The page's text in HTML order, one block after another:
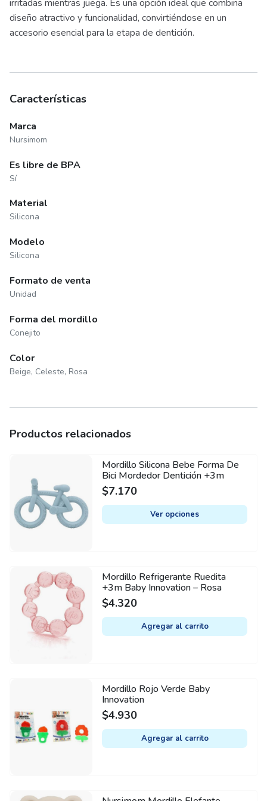
irritadas mientras juega. Es una opción ideal que combina
diseño atractivo y funcionalidad, convirtiéndose en un
accesorio esencial para la etapa de dentición.
Características
Marca
Nursimom
Es libre de BPA
Sí
Material
Silicona
Modelo
Silicona
Formato de venta
Unidad
Forma del mordillo
Conejito
Color
Beige, Celeste, Rosa
Productos relacionados
Mordillo Silicona Bebe Forma De
Bici Mordedor Dentición +3m
$7.170
Ver opciones
This
product
has
multiple
variants.
may
be
chosen
on
the
Mordillo Refrigerante Ruedita
+3m Baby Innovation – Rosa
$4.320
Agregar al carrito
Mordillo Rojo Verde Baby
Innovation
$4.930
Agregar al carrito